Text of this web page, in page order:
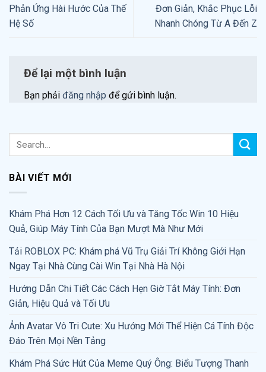
Phản Ứng Hài Hước Của Thế
Hệ Số
Đơn Giản, Khắc Phục Lỗi
Nhanh Chóng Từ A Đến Z
Để lại một bình luận
Bạn phải đăng nhập để gửi bình luận.
BÀI VIẾT MỚI
Khám Phá Hơn 12 Cách Tối Ưu và Tăng Tốc Win 10 Hiệu
Quả, Giúp Máy Tính Của Bạn Mượt Mà Như Mới
Tải ROBLOX PC: Khám phá Vũ Trụ Giải Trí Không Giới Hạn
Ngay Tại Nhà Cùng Cài Win Tại Nhà Hà Nội
Hướng Dẫn Chi Tiết Các Cách Hẹn Giờ Tắt Máy Tính: Đơn
Giản, Hiệu Quả và Tối Ưu
Ảnh Avatar Vô Tri Cute: Xu Hướng Mới Thể Hiện Cá Tính Độc
Đáo Trên Mọi Nền Tảng
Khám Phá Sức Hút Của Meme Quý Ông: Biểu Tượng Thanh